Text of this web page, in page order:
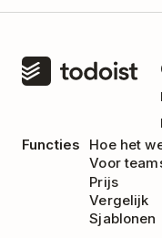
Functies
Hoe het
Voor
Prijs
Vergelijk
Sjablonen